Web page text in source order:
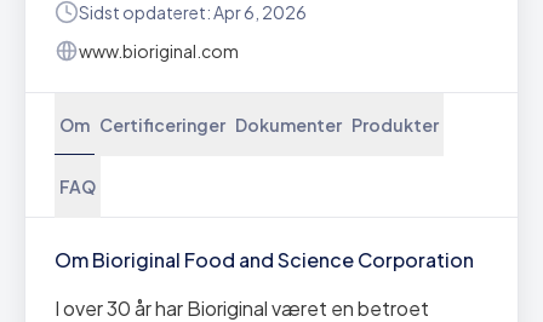
Sidst opdateret: Apr 6, 2026
www.bioriginal.com
Om Certificeringer Dokumenter Produkter
FAQ
Om Bioriginal Food and Science Corporation
I over 30 år har Bioriginal været en betroet